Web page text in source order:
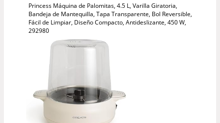
Princess Máquina de Palomitas, 4.5 L, Varilla Giratoria,
Bandeja de Mantequilla, Tapa Transparente, Bol Reversible,
Fácil de Limpiar, Diseño Compacto, Antideslizante, 450 W,
292980